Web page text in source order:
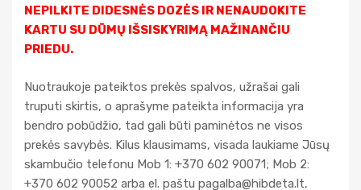
NEPILKITE DIDESNĖS DOZĖS IR NENAUDOKITE
KARTU SU DŪMŲ IŠSISKYRIMĄ MAŽINANČIU
PRIEDU.
Nuotraukoje pateiktos prekės spalvos, užrašai gali
truputi skirtis, o aprašyme pateikta informacija yra
bendro pobūdžio, tad gali būti paminėtos ne visos
prekės savybės. Kilus klausimams, visada laukiame Jūsų
skambučio telefonu Mob 1: +370 602 90071; Mob 2:
+370 602 90052 arba el. paštu pagalba@hibdeta.lt,